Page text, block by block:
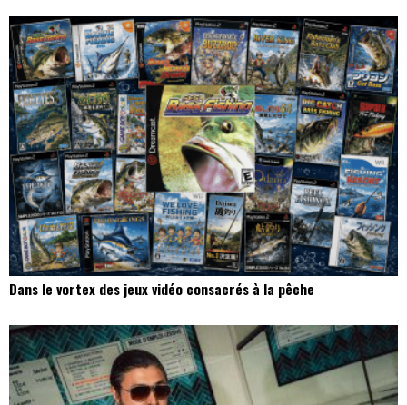
Dans le vortex des jeux vidéo consacrés à la pêche